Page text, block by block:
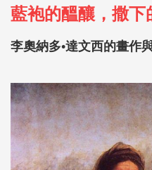
藍袍的醞釀，撒下
李奧納多•達文西的畫作